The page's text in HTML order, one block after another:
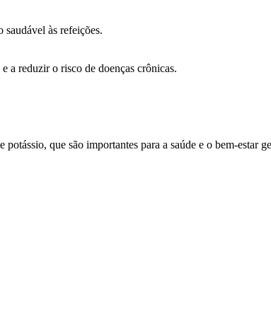
saudável às refeições.
a reduzir o risco de doenças crônicas.
que são importantes para a saúde e o bem-estar